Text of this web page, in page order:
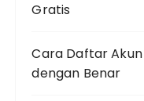
Gratis
Cara Daftar
dengan Benar